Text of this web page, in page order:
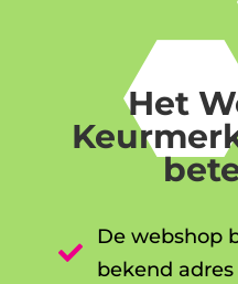
Het

De webshop
bekend adres